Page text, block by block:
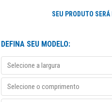
SEU PRODUTO
DEFINA SEU MODELO: